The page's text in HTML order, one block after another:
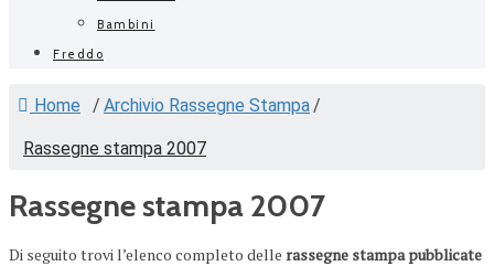
Bambini
Freddo
Home / Archivio Rassegne Stampa/
Rassegne stampa 2007
Rassegne stampa 2007
Di seguito trovi l’elenco completo delle rassegne stampa pubblicate